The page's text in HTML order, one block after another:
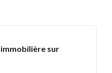
immobilière sur